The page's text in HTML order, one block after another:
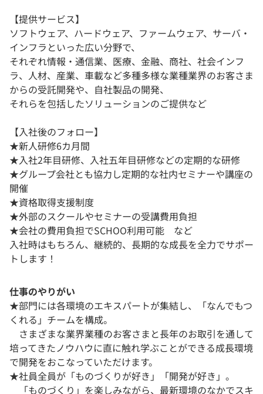
【提供サービス】
ソフトウェア、ハードウェア、ファームウェア、サーバ・
インフラといった広い分野で、
それぞれ情報・通信業、医療、金融、商社、社会インフ
ラ、人材、産業、車載など多種多様な業種業界のお客さま
からの受託開発や、自社製品の開発、
それらを包括したソリューションのご提供など
【入社後のフォロー】
★新人研修6カ月間
★入社2年目研修、入社五年目研修などの定期的な研修
★グループ会社とも協力し定期的な社内セミナーや講座の
開催
★資格取得支援制度
★外部のスクールやセミナーの受講費用負担
★会社の費用負担でSCHOO利用可能 など
入社時はもちろん、継続的、長期的な成長を全力でサポー
トします！
仕事のやりがい
★部門には各環境のエキスパートが集結し、「なんでもつ
くれる」チームを構成。
さまざまな業界業種のお客さまと長年のお取引を通して
培ってきたノウハウに直に触れ学ぶことができる成長環境
で開発をおこなっていただけます。
★社員全員が「ものづくりが好き」「開発が好き」。
「ものづくり」を楽しみながら、最新環境のなかでスキ